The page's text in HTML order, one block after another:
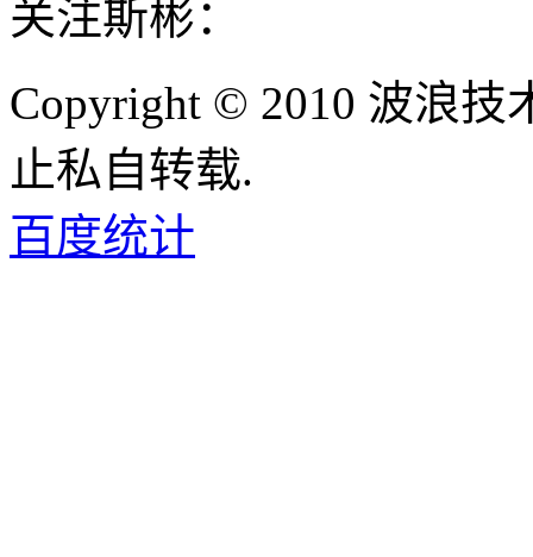
关注斯彬：
Copyright © 2010 波浪技
止私自转载.
百度统计